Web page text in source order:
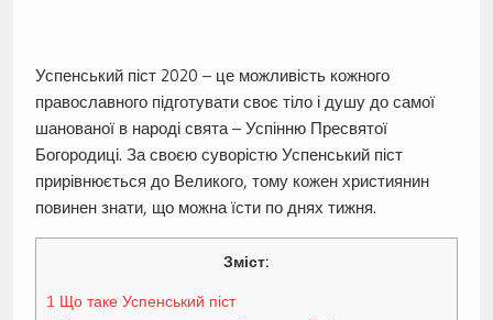
Успенський піст 2020 – це можливість кожного
православного підготувати своє тіло і душу до самої
шанованої в народі свята – Успінню Пресвятої
Богородиці. За своєю суворістю Успенський піст
прирівнюється до Великого, тому кожен християнин
повинен знати, що можна їсти по днях тижня.
Зміст:
1 Що таке Успенський піст